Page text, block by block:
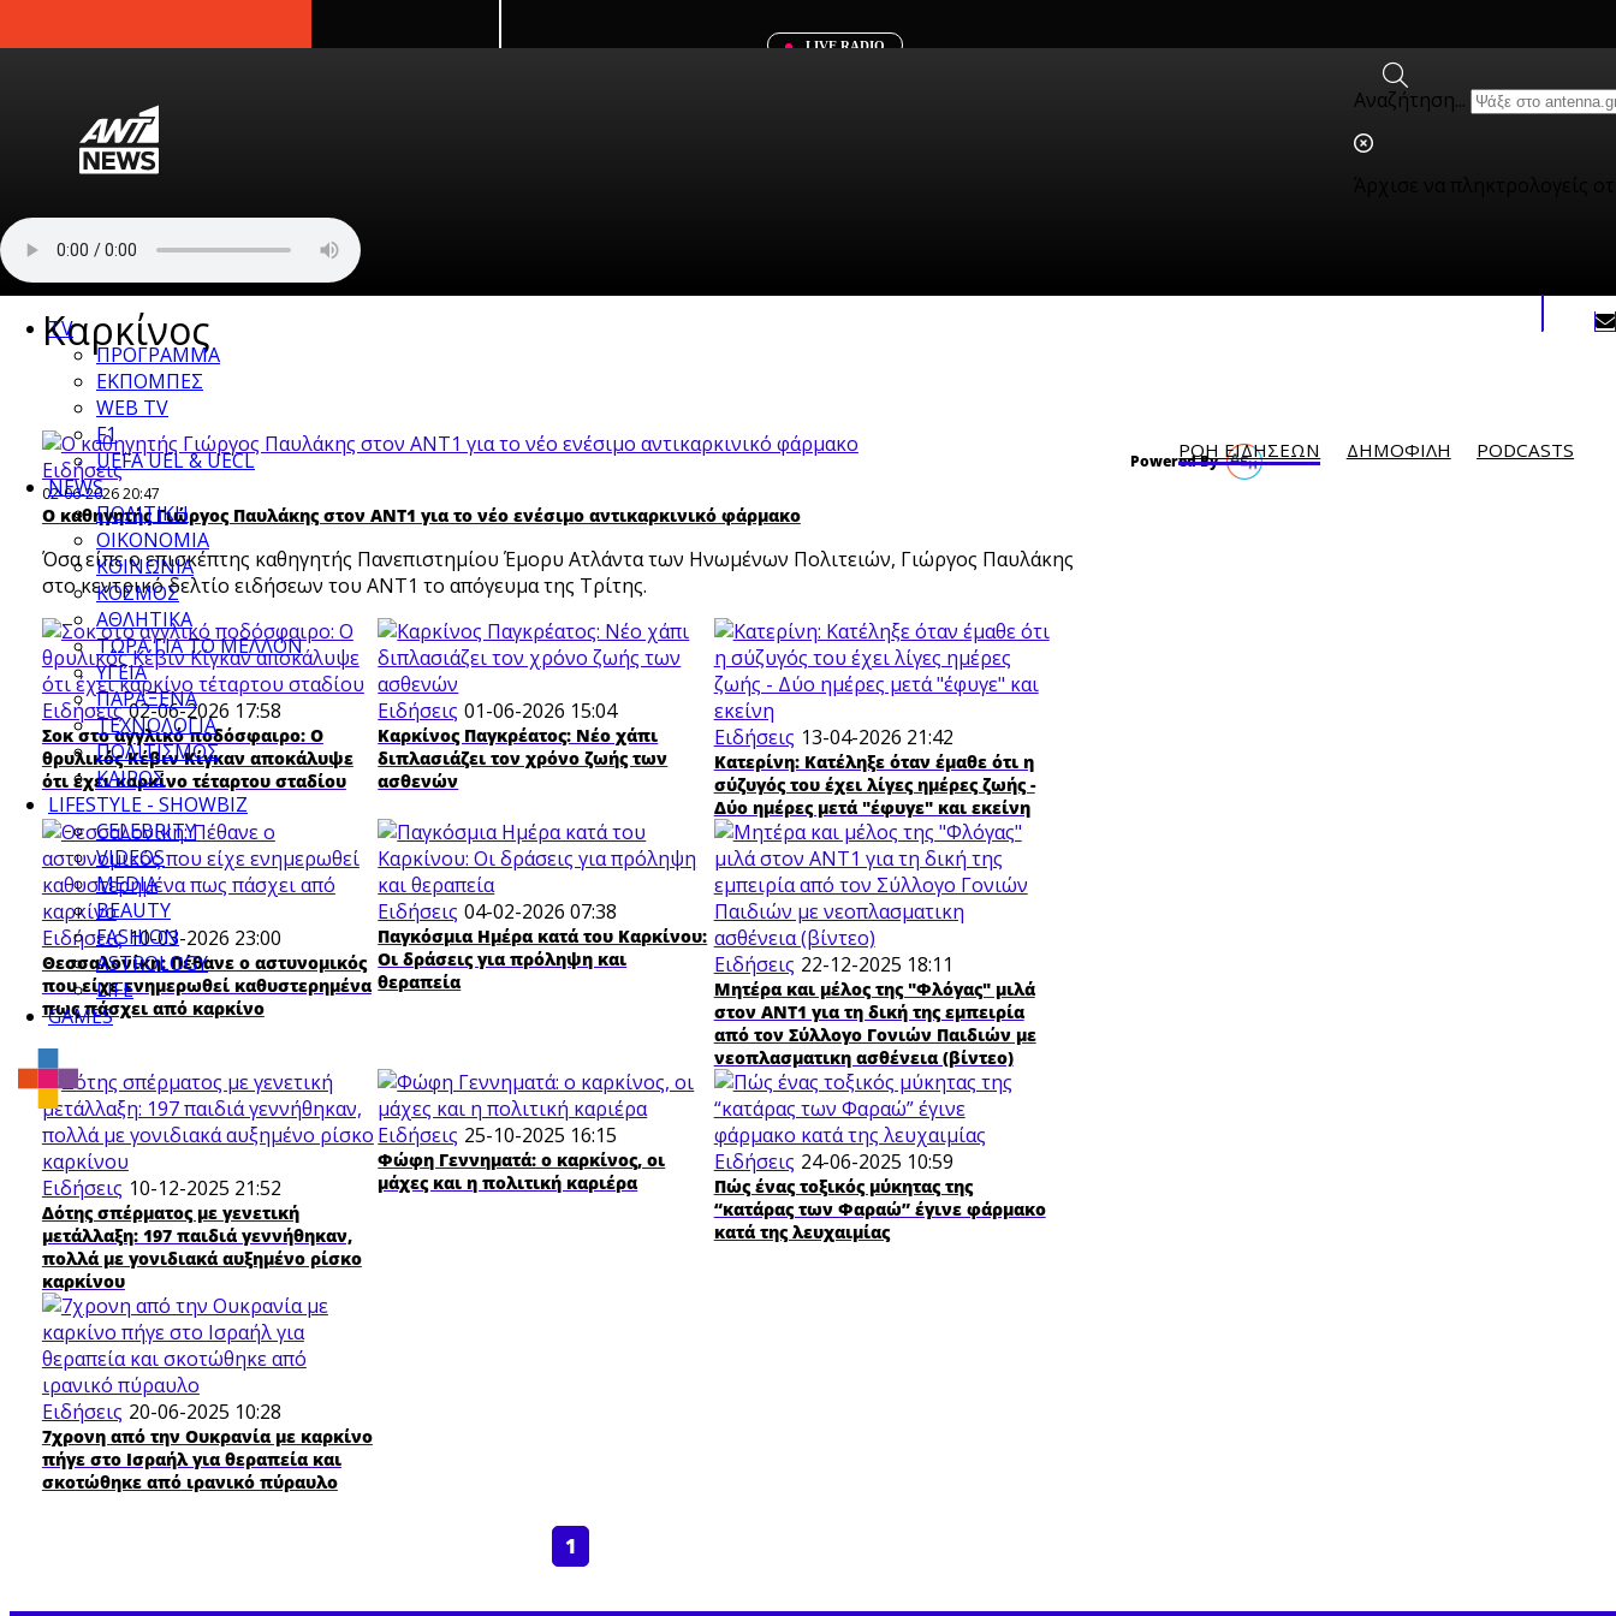
Skip to content
LIVE RADIO
Αναζήτηση...
TV
ΠΡΟΓΡΑΜΜΑ
ΕΚΠΟΜΠΕΣ
WEB TV
F1
UEFA UEL & UECL
NEWS
ΠΟΛΙΤΙΚΗ
ΟΙΚΟΝΟΜΙΑ
ΚΟΙΝΩΝΙΑ
ΚΟΣΜΟΣ
ΑΘΛΗΤΙΚΑ
ΤΩΡΑ ΓΙΑ ΤΟ ΜΕΛΛΟΝ
ΥΓΕΙΑ
ΠΑΡΑΞΕΝΑ
ΤΕΧΝΟΛΟΓΙΑ
ΠΟΛΙΤΙΣΜΟΣ
ΚΑΙΡΟΣ
LIFESTYLE - SHOWBIZ
CELEBRITY
VIDEOS
MEDIA
BEAUTY
FASHION
ASTROLOGY
LIFE
GAMES
Καρκίνος
Ειδήσεις
02-06-2026 20:47
Ο καθηγητής Γιώργος Παυλάκης στον ΑΝΤ1 για το νέο ενέσιμο αντικαρκινικό φάρμακο
Όσα είπε ο επισκέπτης καθηγητής Πανεπιστημίου Έμορυ Ατλάντα των Ηνωμένων Πολιτειών, Γιώργος Παυλάκης
στο κεντρικό δελτίο ειδήσεων του ΑΝΤ1 το απόγευμα της Τρίτης.
Ειδήσεις 02-06-2026 17:58
Σοκ στο αγγλικό ποδόσφαιρο: Ο
θρυλικός Κέβιν Κίγκαν αποκάλυψε
ότι έχει καρκίνο τέταρτου σταδίου
Ειδήσεις 01-06-2026 15:04
Καρκίνος Παγκρέατος: Νέο χάπι
διπλασιάζει τον χρόνο ζωής των
ασθενών
Ειδήσεις 13-04-2026 21:42
Κατερίνη: Κατέληξε όταν έμαθε ότι η
σύζυγός του έχει λίγες ημέρες ζωής -
Δύο ημέρες μετά "έφυγε" και εκείνη
Ειδήσεις 10-03-2026 23:00
Θεσσαλονίκη: Πέθανε ο αστυνομικός
που είχε ενημερωθεί καθυστερημένα
πως πάσχει από καρκίνο
Ειδήσεις 04-02-2026 07:38
Παγκόσμια Ημέρα κατά του Καρκίνου:
Οι δράσεις για πρόληψη και
θεραπεία
Ειδήσεις 22-12-2025 18:11
Μητέρα και μέλος της "Φλόγας" μιλά
στον ΑΝΤ1 για τη δική της εμπειρία
από τον Σύλλογο Γονιών Παιδιών με
νεοπλασματικη ασθένεια (βίντεο)
Ειδήσεις 10-12-2025 21:52
Δότης σπέρματος με γενετική
μετάλλαξη: 197 παιδιά γεννήθηκαν,
πολλά με γονιδιακά αυξημένο ρίσκο
καρκίνου
Ειδήσεις 25-10-2025 16:15
Φώφη Γεννηματά: ο καρκίνος, οι
μάχες και η πολιτική καριέρα
Ειδήσεις 24-06-2025 10:59
Πώς ένας τοξικός μύκητας της
“κατάρας των Φαραώ” έγινε φάρμακο
κατά της λευχαιμίας
Ειδήσεις 20-06-2025 10:28
7χρονη από την Ουκρανία με καρκίνο
πήγε στο Ισραήλ για θεραπεία και
σκοτώθηκε από ιρανικό πύραυλο
1
ΡΟΗ ΕΙΔΗΣΕΩΝ ΔΗΜΟΦΙΛH PODCASTS